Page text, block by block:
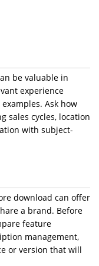
be valuable in
experience
Ask how
sales cycles, location
with subject-
download can offer
a brand. Before
feature
management,
or version that will